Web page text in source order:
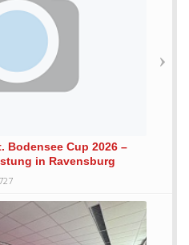
Bodensee Cup 2026 –
in Ravensburg